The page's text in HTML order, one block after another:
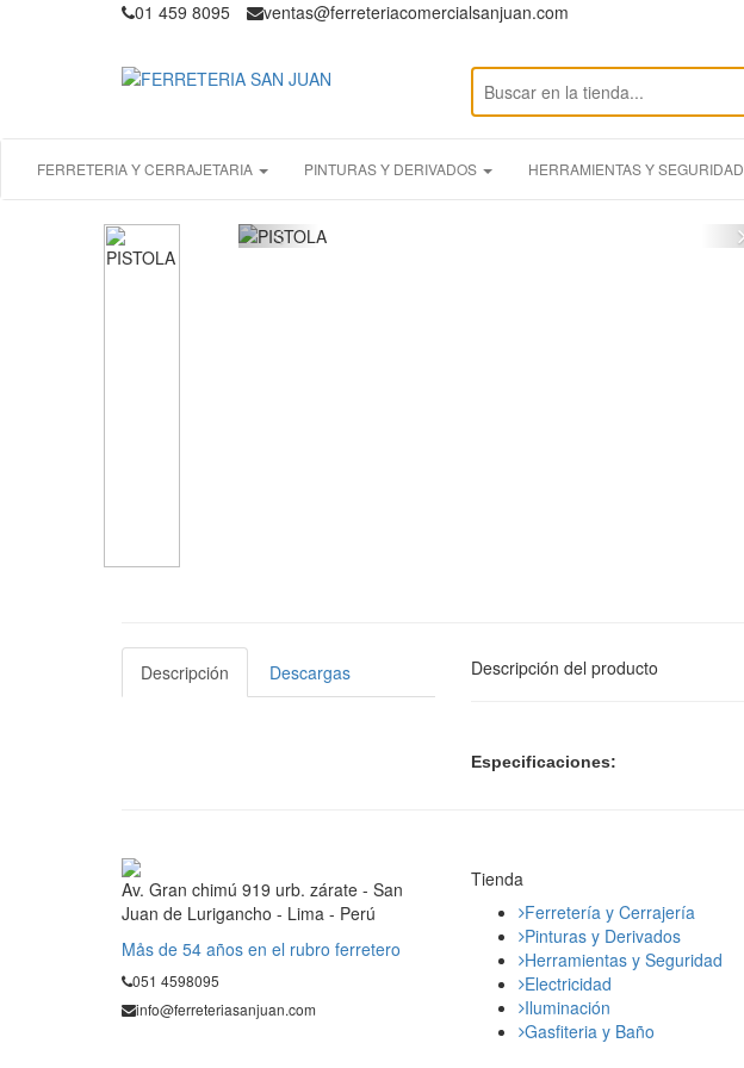
01 459 8095 ventas@ferreteriacomercialsanjuan.com
FERRETERIA Y CERRAJETARIA PINTURAS Y DERIVADOS HERRAMIENTAS Y SEGURIDAD
Descripción Descargas Descripción del producto
Especificaciones:
Av. Gran chimú 919 urb. zárate - San
Juan de Lurigancho - Lima - Perú
Mås de 54 años en el rubro ferretero
051 4598095
info@ferreteriasanjuan.com
Tienda
Ferretería y Cerrajería
Pinturas y Derivados
Herramientas y Seguridad
Electricidad
Iluminación
Gasfiteria y Baño